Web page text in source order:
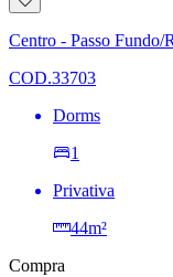
à
lista
de
Centro - Passo Fundo/
COD.33703
Dorms
1
Privativa
44m²
Compra